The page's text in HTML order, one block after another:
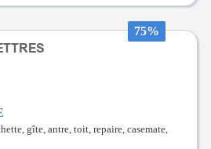
75%
gîte, antre, toit, repaire, casemate,